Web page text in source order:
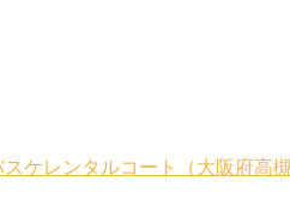
ケレンタルコート（大阪府高槻